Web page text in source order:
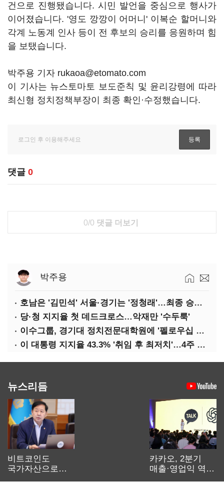
건으로 진행됐습니다. 시민 발언을 중심으로 행사가
이어졌습니다. '영도 깡깡이 어머니' 이복순 할머니와
각계 노동계 인사 등이 전 후보의 승리를 응원하며 힘
을 보탰습니다.
박주용 기자 rukaoa@etomato.com
이 기사는 뉴스토마토 보도준칙 및 윤리강령에 따라
최신형 정치정책부장이 최종 확인·수정했습니다.
댓글 0
0/0 댓글 더보기
박주용
호남은 '김민석' 서울·경기는 '정청래'…최종 승자는 '안갯속'
당·청 지지율 첫 데드크로스…악재만 '수두룩'
이수그룹, 경기대 정치전문대학원에 '펠로우십 기금' 3900만원 출연
이 대통령 지지율 43.3% '취임 후 최저치'…4주 연속 '하락'
뉴스리듬
비트코인도
국가자산으로…'
카카오, 2분기
매출·영업익 역대